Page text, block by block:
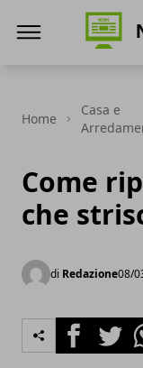
Home
Casa e
Come
che
di Redazione08/
FacebookTwitter